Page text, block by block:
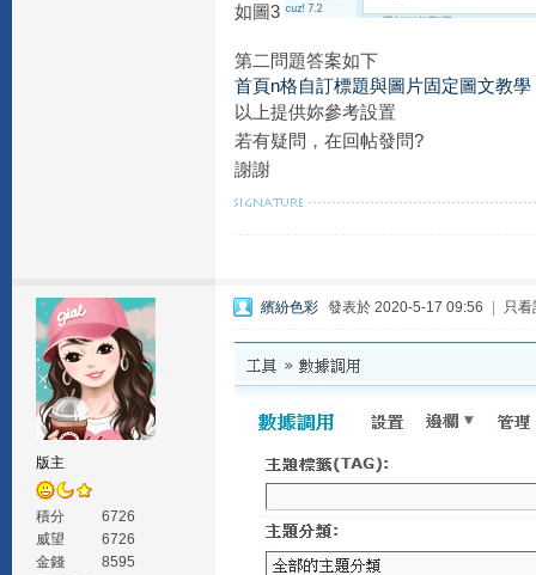
如圖3
第二問題答案如下
首頁n格自訂標題與圖片固定圖文教學
以上提供妳參考設置
若有疑問，在回帖發問?
謝謝
版主
積分
6726
威望
6726
金錢
8595
繽紛色彩 發表於 2020-5-17 09:56 只看